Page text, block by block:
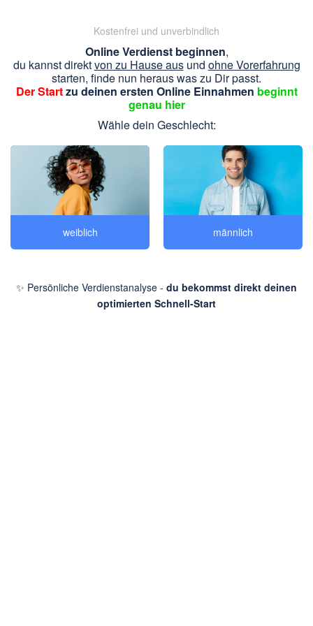
Kostenfrei und unverbindlich
Online Verdienst beginnen,
du kannst direktvon zu Hause ausund ohne Vorerfahrung
starten, finde nun heraus was zu Dir passt.
Der Startzu deinen ersten Online Einnahmen beginnt
genau hier
Wähle dein Geschlecht:
weiblich männlich
✨ Persönliche Verdienstanalyse - du bekommst direkt deinen
optimierten Schnell-Start